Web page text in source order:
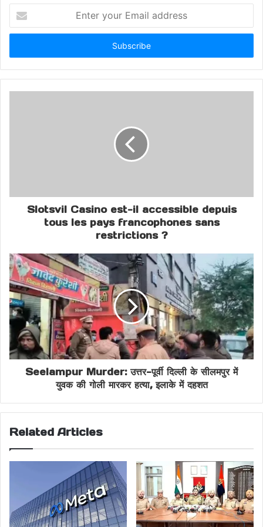
Ajit Pawar death news
Ajit Pawar funeral live
Ajit Pawar last rites
Ajit Pawar memorial Baramati
Baramati airport crash
DGCA investigation plane crash
Indian political news
Maharashtra deputy CM death
VT SSK plane crash
your
Email
Slotsvil Casino est-il accessible depuis
tous les pays francophones sans
restrictions ?
Seelampur Murder: उत्तर-पूर्वी दिल्ली के सीलमपुर में
युवक की गोली मारकर हत्या, इलाके में दहशत
Related Articles